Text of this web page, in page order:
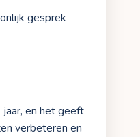
gesprek
en het geeft
verbeteren en